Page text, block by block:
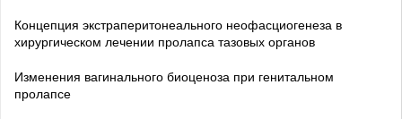
Концепция экстраперитонеального неофасциогенеза в
хирургическом лечении пролапса тазовых органов
Изменения вагинального биоценоза при генитальном
пролапсе